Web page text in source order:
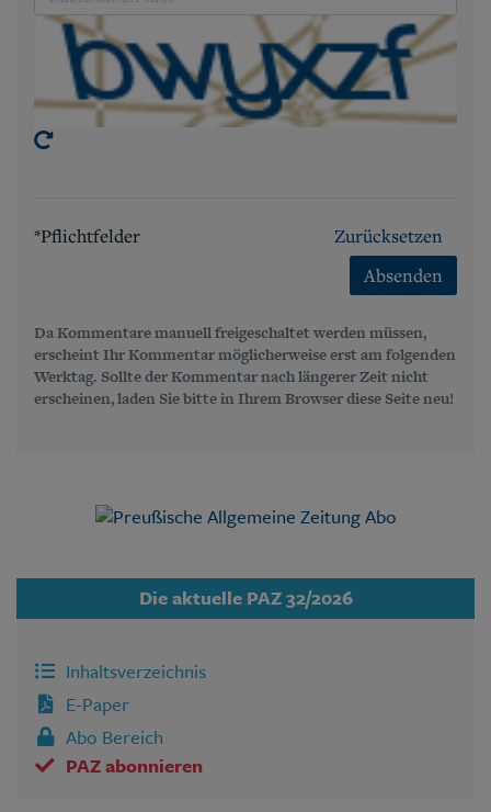
*Pflichtfelder
Zurücksetzen
Absenden
Da Kommentare manuell freigeschaltet werden müssen,
erscheint Ihr Kommentar möglicherweise erst am folgenden
Werktag. Sollte der Kommentar nach längerer Zeit nicht
erscheinen, laden Sie bitte in Ihrem Browser diese Seite neu!
Die aktuelle PAZ 32/2026
Inhaltsverzeichnis
E-Paper
Abo Bereich
PAZ abonnieren